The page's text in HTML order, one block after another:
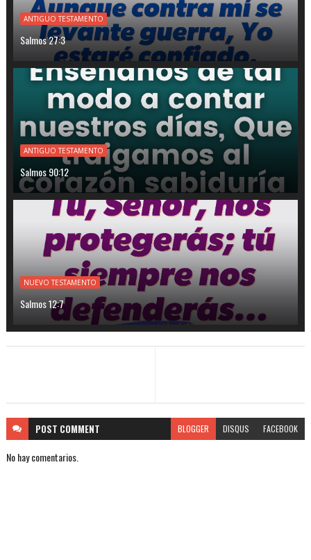
ANTIGUO TESTAMENTO
Salmos 27:3
ANTIGUO TESTAMENTO
Salmos 90:12
NUEVO TESTAMENTO
Salmos 12:7
POST COMMENT BLOGGER DISQUS FACEBOOK
No hay comentarios.